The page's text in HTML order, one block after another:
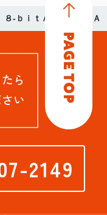
８-ｂｉｔＡＫＡＳＡＫＡ
ら
い
2149